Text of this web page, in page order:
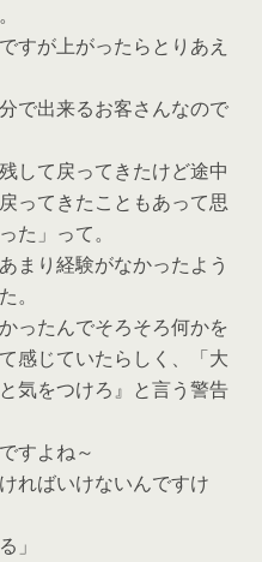
すが上がったらとりあえ
で出来るお客さんなので
して戻ってきたけど途中
ってきたこともあって思
た」って。
まり経験がなかったよう
。
ったんでそろそろ何かを
感じていたらしく、「大
気をつけろ』と言う警告
すよね～
ればいけないんですけ
」